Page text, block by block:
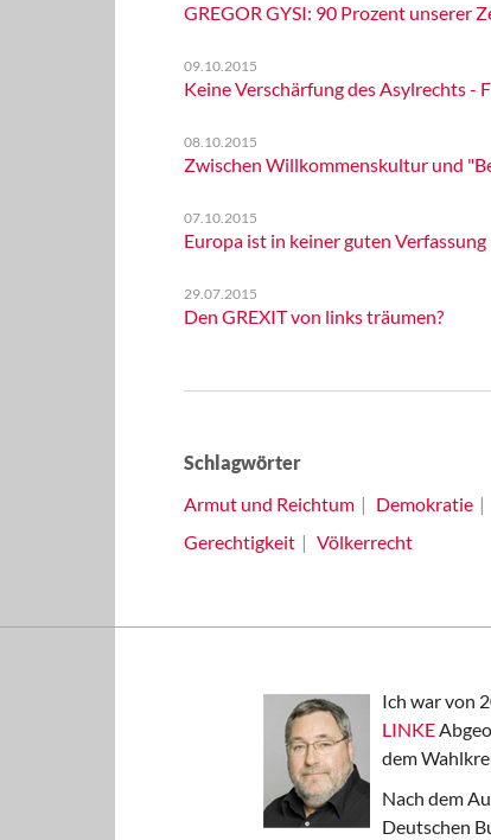
GREGOR GYSI: 90 Prozent unserer
09.10.2015
Keine Verschärfung des Asylrechts -
08.10.2015
Zwischen Willkommenskultur und
07.10.2015
Europa ist in keiner guten Verfassung
29.07.2015
Den GREXIT von links träumen?
Schlagwörter
Armut und Reichtum
Demokratie
Gerechtigkeit
Völkerrecht
Ich war von
LINKE
dem
Nach dem
Deutschen